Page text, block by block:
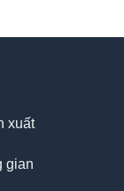
xuất
gian